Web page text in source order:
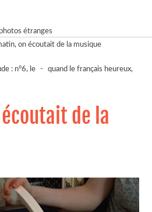
étranges
on écoutait de la musique
: n°6, le -
quand le français heureux,
de la